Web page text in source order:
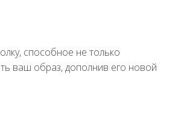
способное не только
ваш образ, дополнив его новой